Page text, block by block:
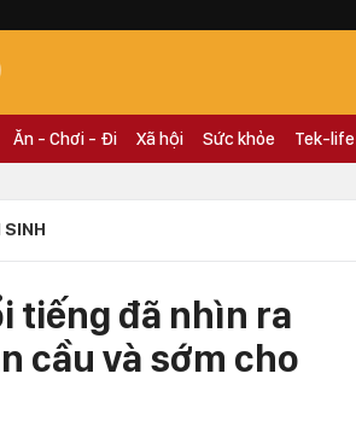
Ăn - Chơi - Đi Xã hội Sức khỏe Tek-life
SINH
tiếng đã nhìn ra
cầu và sớm cho